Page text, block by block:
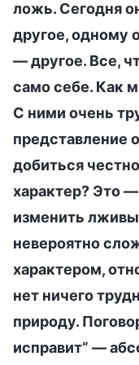
ложь. Сегодня
другое, одному
— другое. Все,
само себе. Как
С ними очень
представление
добиться
характер? Это
изменить
невероятно
характером,
нет ничего
природу.
исправит“ —